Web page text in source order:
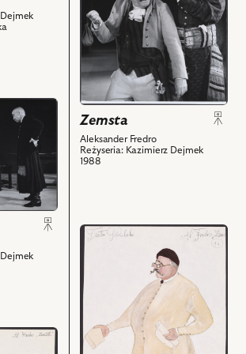
zdjęciu:
Bronisław
Pawlik
-
Papkin,
Janusz
Zakrzeński
-
Cześnik
i
obiektów
Zemsta
Aleksander Fredro
Reżyseria: Kazimierz Dejmek
1988
przejdź
do
Zemsta,
kostium
-